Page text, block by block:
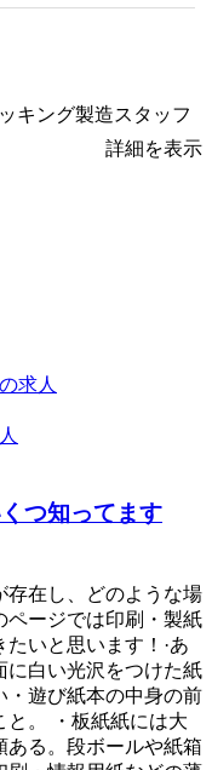
キング製造スタッフ
詳細を表示
求人
つ知ってます
存在し、どのような場
ページでは印刷・製紙
いと思います！·あ
に白い光沢をつけた紙
・遊び紙本の中身の前
。 ・板紙紙には大
ある。段ボールや紙箱